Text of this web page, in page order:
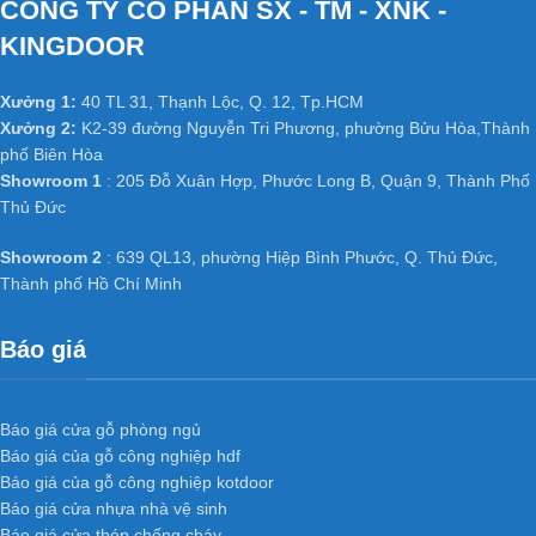
Có thể chọn nhiều loại vân gỗ đẹp và quý hiếm tùy thích. Phù hợp
với mọi không gian nội thất.
nghiệp MDF phủ Veneer :
Không bị cong vênh, co ngót do kết cấu đã được triệt tiêu thớ gỗ
Không bị hiện tượng hở các mối ghép dưới tác động thời tiết.
Thay đổi nhiệt độ và có khả năng chống mối mọt cao.
+ Cách âm cách nhiệt tốt của cửa gỗ
công nghiệp MDF phủ Veneer
Do kết cấu bên trong cửa có nhiều khoảng trống do khung xương
tạo ra nên có phần cách âm, cách nhiệt.
Ứng dụngCửa gỗ công nghiệp
CÔNG TY CỔ PHẦN SX - TM - XNK -
KINGDOOR
Xưởng 1: 40 TL 31, Thạnh Lộc, Q. 12, Tp.HCM
Xưởng 2: K2-39 đường Nguyễn Tri Phương, phường Bửu Hòa,Thành
phố Biên Hòa
Showroom 1 : 205 Đỗ Xuân Hợp, Phước Long B, Quận 9, Thành Phố
Thủ Đức
Showroom 2 : 639 QL13, phường Hiệp Bình Phước, Q. Thủ Đức,
Thành phố Hồ Chí Minh
Báo giá
Báo giá cửa gỗ phòng ngủ
Báo giá của gỗ công nghiệp hdf
Báo giá của gỗ công nghiệp kotdoor
Báo giá cửa nhựa nhà vệ sinh